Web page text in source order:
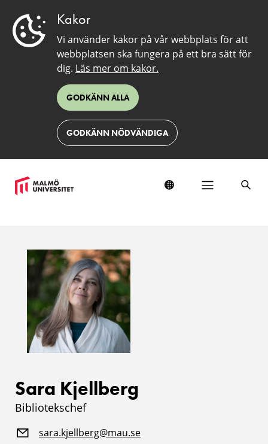
Kakor
Vi använder kakor på vår webbplats för att
webbplatsen ska fungera på ett bra sätt för
dig. Läs mer om kakor.
GODKÄNN ALLA
GODKÄNN NÖDVÄNDIGA
Sara Kjellberg
Bibliotekschef
sara.kjellberg@mau.se